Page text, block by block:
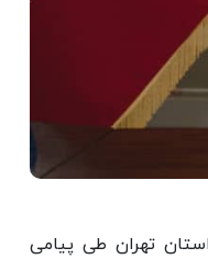
تهران طی پیامی